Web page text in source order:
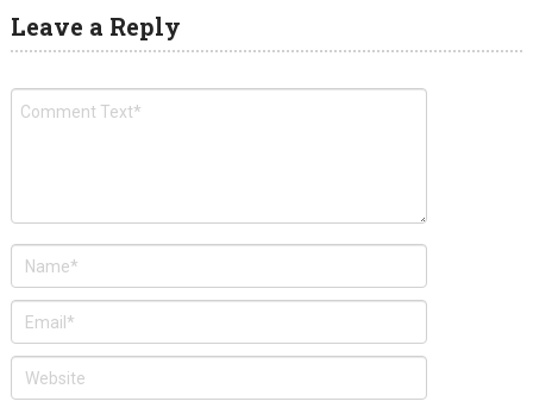
Leave a Reply